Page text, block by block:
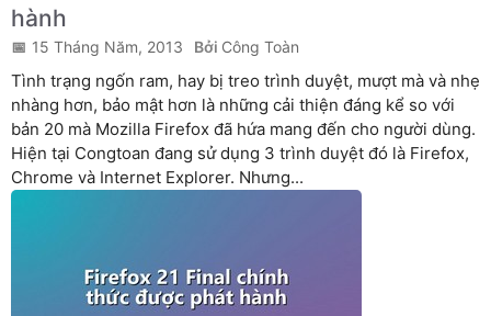
hành
15 Tháng Năm, 2013 Công Toàn
Tình trạng ngốn ram, hay bị treo trình duyệt, mượt mà và nhẹ
nhàng hơn, bảo mật hơn là những cải thiện đáng kể so với
bản 20 mà Mozilla Firefox đã hứa mang đến cho người dùng.
Hiện tại Congtoan đang sử dụng 3 trình duyệt đó là Firefox,
Chrome và Internet Explorer. Nhưng...